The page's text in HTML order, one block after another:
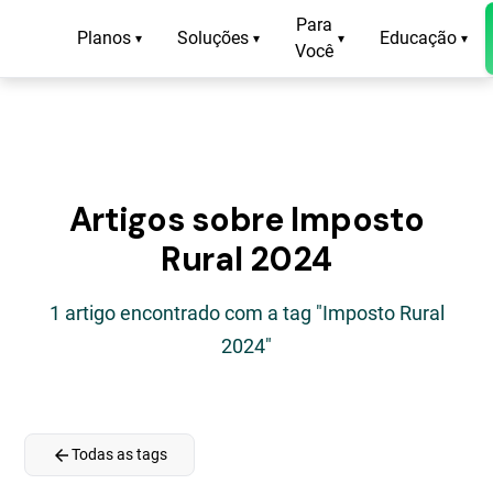
Planos ▾ Soluções ▾
Para
Você
▾ Educação ▾
Artigos sobre Imposto
Rural 2024
1 artigo encontrado com a tag "Imposto Rural
2024"
arrow_backTodas as tags